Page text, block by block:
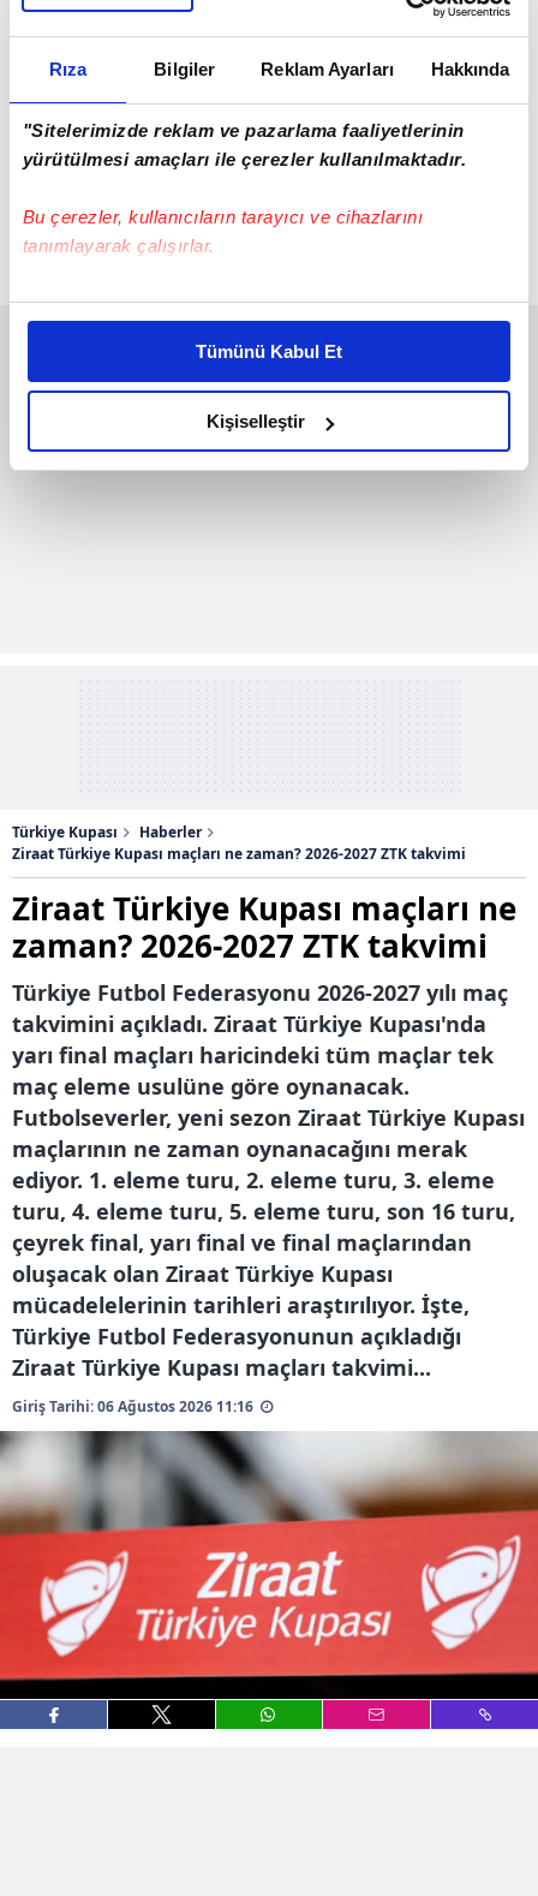
Rıza Bilgiler Reklam Ayarları Hakkında
"Sitelerimizde reklam ve pazarlama faaliyetlerinin
yürütülmesi amaçları ile çerezler kullanılmaktadır.
Bu çerezler, kullanıcıların tarayıcı ve cihazlarını
tanımlayarak çalışırlar.
Bu çerezlere izin vermeniz halinde sizlere özel
daha iyi reklam deneyimi yaşatabiliriz. Bunu yaparken
amacımızın size daha iyi bir reklam deneyimi sunmak
olduğunu ve sizlere en iyi içerikleri sunabilmek adına
elimizden gelen çabayı gösterdiğimizi ve bu noktada,
reklamların maliyetlerimizi karşılamak noktasında tek gelir
Sizlere daha iyi bir hizmet sunabilmek için İnternet
Sitemizde kendimize ve üçüncü kişilere ait çerezler
kullanılmaktadır. Bu çerezler vasıtasıyla çeşitli kişisel
verileriniz işlenmekte olup gerekli olan çerezler bilgi
toplumu hizmetlerinin sunulması amacıyla
kullanılmaktadır. Diğer çerezler, sitemizin daha işlevsel
kılınması ve kişiselleştirilmesi ve sizlere yönelik
reklam/pazarlama faaliyetlerinin yapılması, amaçlarıyla
sınırlı olarak açık rızanız dahilinde kullanılacaktır.
vasıtasıyla belirleyebilirsiniz. Çerezlere ilişkin detaylı bilgi
için Ayarlar butonuna tıklayabilir,Çerez Bilgilendirme
Metnimizi ziyaret edebilirsiniz.
6698 sayılı Kişisel Verilerin Korunması Kanunu uyarınca
hazırlanmış Aydınlatma Metnimizi okumak ve sitemizde
ilgili mevzuata uygun olarak kullanılan çerezlerle ilgili bilgi
almak için lütfen
tıklayınız
Tümünü Kabul Et
Kişiselleştir
Teknik Direktör İlhan Palut da kendilerini yalnız
bırakmayan camiaya teşekkür ederek,
"Taraftarımıza çok teşekkür ediyoruz. En iyisini
yapmak için gidiyoruz. İnşallah şehrimizi mutlu
ederiz." ifadelerini kullandı.
Kupası finalinde 22 Mayıs Cuma günü Corendon
Airlines Park Antalya Stadı'nda karşı karşıya
Türkiye Kupası
Haberler
Ziraat Türkiye Kupası maçları ne zaman? 2026-2027 ZTK takvimi
Ziraat Türkiye Kupası maçları ne
zaman? 2026-2027 ZTK takvimi
Türkiye Futbol Federasyonu 2026-2027 yılı maç
takvimini açıkladı. Ziraat Türkiye Kupası'nda
yarı final maçları haricindeki tüm maçlar tek
maç eleme usulüne göre oynanacak.
Futbolseverler, yeni sezon Ziraat Türkiye Kupası
maçlarının ne zaman oynanacağını merak
ediyor. 1. eleme turu, 2. eleme turu, 3. eleme
turu, 4. eleme turu, 5. eleme turu, son 16 turu,
çeyrek final, yarı final ve final maçlarından
oluşacak olan Ziraat Türkiye Kupası
mücadelelerinin tarihleri araştırılıyor. İşte,
Türkiye Futbol Federasyonunun açıkladığı
Ziraat Türkiye Kupası maçları takvimi...
Giriş Tarihi: 06 Ağustos 2026 11:16